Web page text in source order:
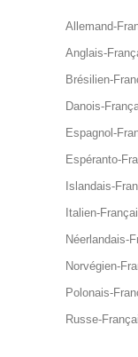
Allemand-
Anglais-
Brésilien-
Danois-
Espagnol-
Espéranto-
Islandais-
Italien-
Néerlandais-
Norvégien-
Polonais-
Russe-